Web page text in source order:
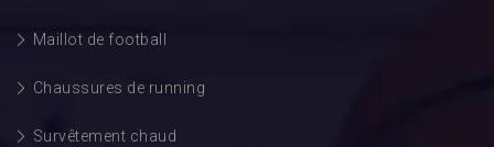
Maillot de football
Chaussures de running
Survêtement chaud